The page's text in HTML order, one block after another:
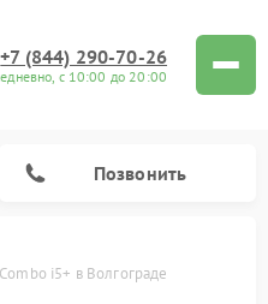
+7 (844) 290-70-26
с 10:00 до 20:00
Позвонить
i5+ в Волгограде